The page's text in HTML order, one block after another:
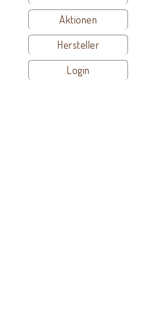
Aktionen
Hersteller
Login